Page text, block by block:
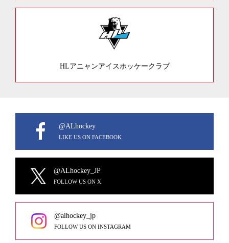
HLアニャンアイスホッケークラブ
@ALhockey
LIKE US ON FACEBOOK
@ALhockey_JP
FOLLOW US ON X
@alhockey_jp
FOLLOW US ON INSTAGRAM